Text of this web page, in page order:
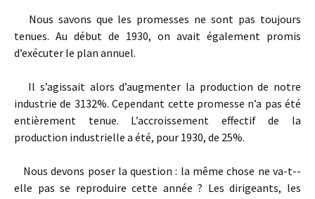
Nous savons que les promesses ne sont pas toujours
tenues. Au début de 1930, on avait également promis
d’exécuter le plan annuel.
Il s’agissait alors d’augmenter la production de notre
industrie de 3132%. Cependant cette promesse n’a pas été
entièrement tenue. L’accroissement effectif de la
production industrielle a été, pour 1930, de 25%.
Nous devons poser la question : la même chose ne va-­t-­
elle pas se reproduire cette année ? Les dirigeants, les